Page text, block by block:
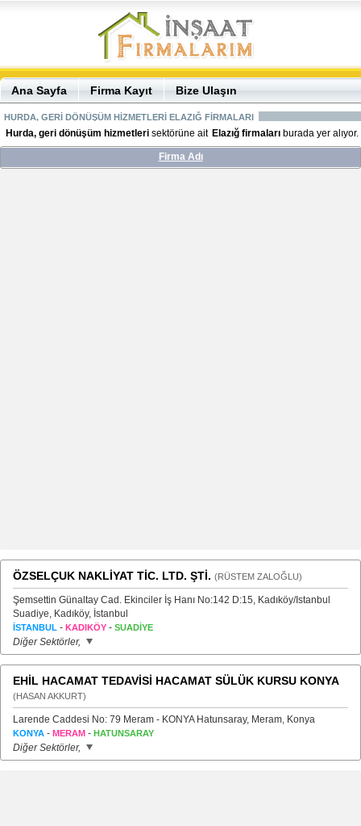
Ana Sayfa Firma Kayıt Bize Ulaşın
HURDA, GERİ DÖNÜŞÜM HİZMETLERİ ELAZIĞ FİRMALARI
Hurda, geri dönüşüm hizmetleri sektörüne ait Elazığ firmaları burada yer alıyor.
Firma Adı
ÖZSELÇUK NAKLİYAT TİC. LTD. ŞTİ. (RÜSTEM ZALOĞLU)
Şemsettin Günaltay Cad. Ekinciler İş Hanı No:142 D:15, Kadıköy/Istanbul
Suadiye, Kadıköy, İstanbul
İSTANBUL - KADIKÖY - SUADİYE
Diğer Sektörler,
EHİL HACAMAT TEDAVİSİ HACAMAT SÜLÜK KURSU KONYA
(HASAN AKKURT)
Larende Caddesi No: 79 Meram - KONYA Hatunsaray, Meram, Konya
KONYA - MERAM - HATUNSARAY
Diğer Sektörler,